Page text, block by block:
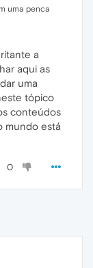
uma penca
a
aqui as
uma
tópico
conteúdos
mundo está
0